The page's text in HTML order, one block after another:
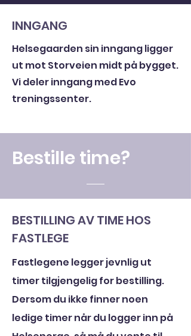
INNGANG
Helsegaarden sin inngang ligger
ut mot Storveien midt på bygget.
Vi deler inngang med Evo
treningssenter.
Bestille time?
BESTILLING AV TIME HOS
FASTLEGE
Fastlegene legger jevnlig ut
timer tilgjengelig for bestilling.
Dersom du ikke finner noen
ledige timer når du logger inn på